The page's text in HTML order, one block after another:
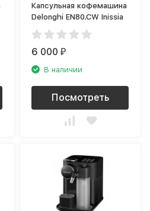
Капсульная кофемашина
Delonghi EN80.CW Inissia
6 000₽
В наличии
Посмотреть